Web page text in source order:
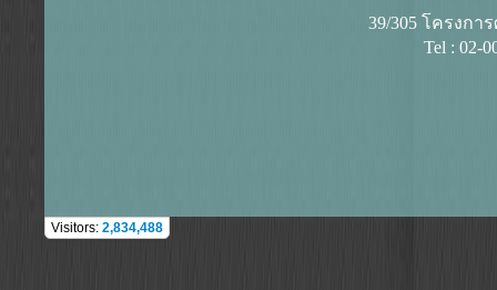
39/305 โครงก
Tel : 02-
Visitors: 2,834,488